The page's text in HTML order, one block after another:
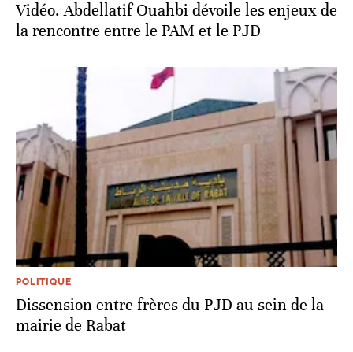
Vidéo. Abdellatif Ouahbi dévoile les enjeux de
la rencontre entre le PAM et le PJD
POLITIQUE
Dissension entre frères du PJD au sein de la
mairie de Rabat